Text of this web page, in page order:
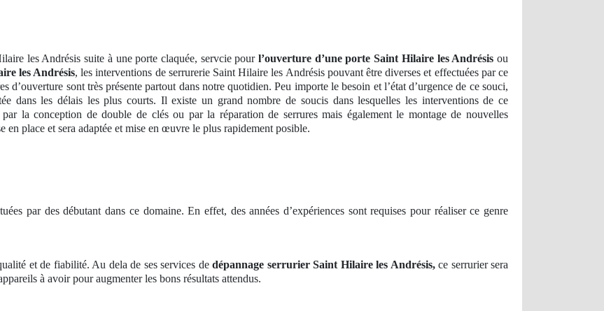
les Andrésis suite à une porte claquée, servcie pourl’ouverture d’une porte Saint Hilaire les Andrésis ou
les Andrésis, les interventions de serrurerie Saint Hilaire les Andrésis pouvant être diverses et effectuées par ce
d’ouverture sont très présente partout dans notre quotidien. Peu importe le besoin et l’état d’urgence de ce souci,
dans les délais les plus courts. Il existe un grand nombre de soucis dans lesquelles les interventions de ce
par la conception de double de clés ou par la réparation de serrures mais également le montage de nouvelles
en place et sera adaptée et mise en œuvre le plus rapidement posible.
par des débutant dans ce domaine. En effet, des années d’expériences sont requises pour réaliser ce genre
et de fiabilité. Au dela de ses services dedépannage serrurier Saint Hilaire les Andrésis,ce serrurier sera
à avoir pour augmenter les bons résultats attendus.